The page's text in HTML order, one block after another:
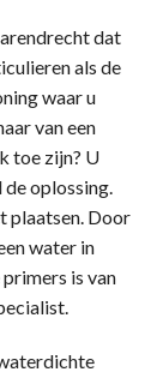
dat
als de
waar u
van een
toe zijn? U
oplossing.
plaatsen. Door
water in
is van